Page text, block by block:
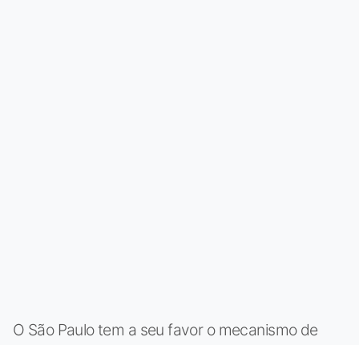
O São Paulo tem a seu favor o mecanismo de